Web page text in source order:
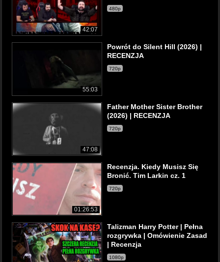
42:07
480p
55:03
Powrót do Silent Hill (2026) |
RECENZJA
720p
47:08
Father Mother Sister Brother
(2026) | RECENZJA
720p
01:26:53
Recenzja. Kiedy Musisz Się
Bronić. Tim Larkin cz. 1
720p
Talizman Harry Potter | Pełna
rozgrywka | Omówienie Zasad
| Recenzja
1080p